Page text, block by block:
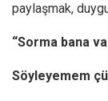
paylaşmak,
“Sorma bana
Söyleyemem